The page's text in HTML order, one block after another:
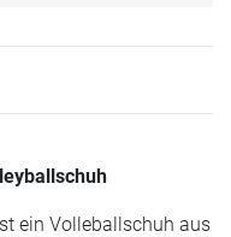
ein Volleballschuh aus